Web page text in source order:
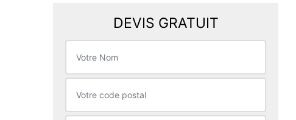
DEVIS GRATUIT